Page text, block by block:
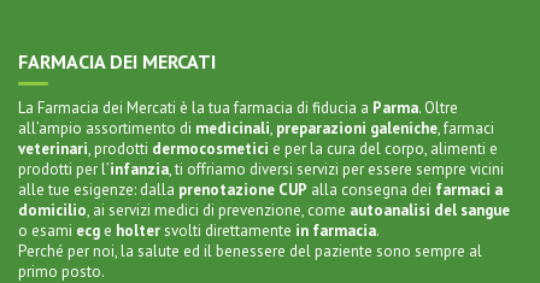
FARMACIA DEI MERCATI
La Farmacia dei Mercati è la tua farmacia di fiducia a Parma. Oltre
all’ampio assortimento di medicinali, preparazioni galeniche,farmaci
veterinari,prodotti dermocosmetici e per la cura del corpo, alimenti e
prodotti per l’infanzia, ti offriamo diversi servizi per essere sempre vicini
alle tue esigenze: dalla prenotazione CUP alla consegna dei farmaci a
domicilio, ai servizi medici di prevenzione, come autoanalisi del sangue
o esami ecg e holtersvolti direttamente in farmacia.
Perché per noi, la salute ed il benessere del paziente sono sempre al
primo posto.